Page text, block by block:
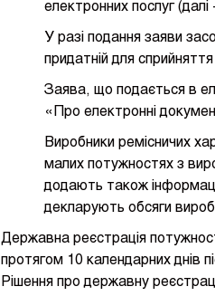
електронних послуг
У разі подання заяви
придатній для
Заява, що подається в
«Про електронні
Виробники ремісничих
малих потужностях з
додають також
декларують обсяги
Державна реєстрація
протягом 10 календарних днів
Рішення про державну